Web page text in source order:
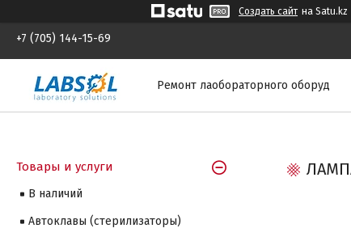
Создать сайт на Satu.kz
+7 (705) 144-15-69
Ремонт лаобораторного оборуд
Товары и услуги
В наличий
Автоклавы (стерилизаторы)